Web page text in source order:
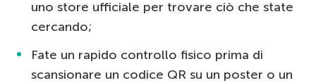
uno store ufficiale per trovare ciò che state
cercando;
Fate un rapido controllo fisico prima di
scansionare un codice QR su un poster o un